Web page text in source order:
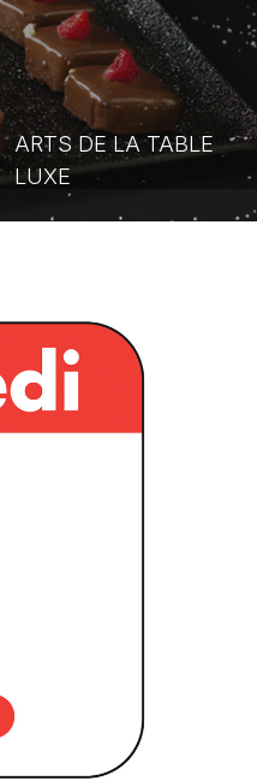
ARTS DE LA TABLE
LUXE